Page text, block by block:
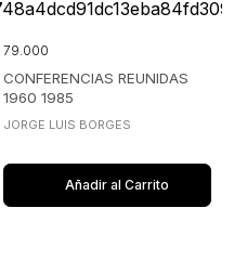
79.000
CONFERENCIAS REUNIDAS
1960 1985
JORGE LUIS BORGES
Añadir al Carrito